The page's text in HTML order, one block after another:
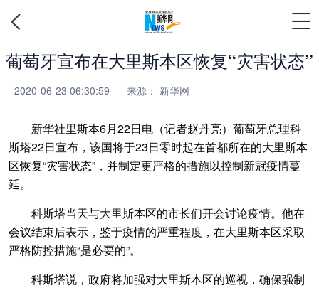
葡萄牙宣布在大里斯本区恢复“灾害状态”
2020-06-23 06:30:59 来源： 新华网
新华社里斯本6月22日电（记者赵丹亮）葡萄牙总理科
斯塔22日宣布，该国将于23日零时起在首都所在的大里斯本
区恢复“灾害状态”，并制定更严格的措施以控制新冠疫情蔓
延。
科斯塔当天与大里斯本区的市长们开会讨论疫情。他在
会议结束后表示，鉴于疫情的严重程度，在大里斯本区采取
严格防控措施“是必要的”。
科斯塔说，政府将加强对大里斯本区的巡视，确保强制